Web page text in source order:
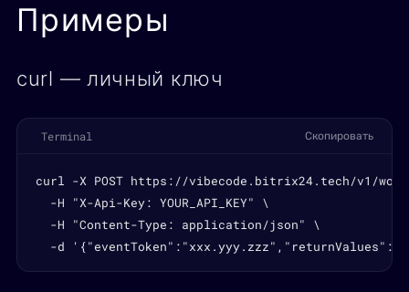
Примеры
curl — личный ключ
Terminal Скопировать
curl -X POST https://vibecode.bitrix24.tech/v1/
  -H "X-Api-Key: YOUR_API_KEY" \
  -H "Content-Type: application/json" \
-d